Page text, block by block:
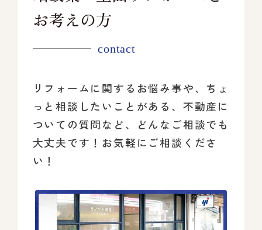
お考えの方
contact
リフォームに関するお悩み事や、ちょ
っと相談したいことがある、 不動産に
ついての質問など、どんなご相談でも
大丈夫です！ お気軽にご相談くださ
い！